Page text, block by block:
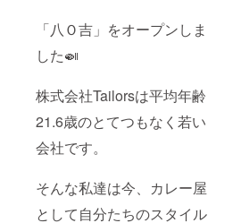
「八Ｏ吉」をオープンしま
した🍛
株式会社Tailorsは平均年齢
21.6歳のとてつもなく若い
会社です。
そんな私達は今、カレー屋
として自分たちのスタイル